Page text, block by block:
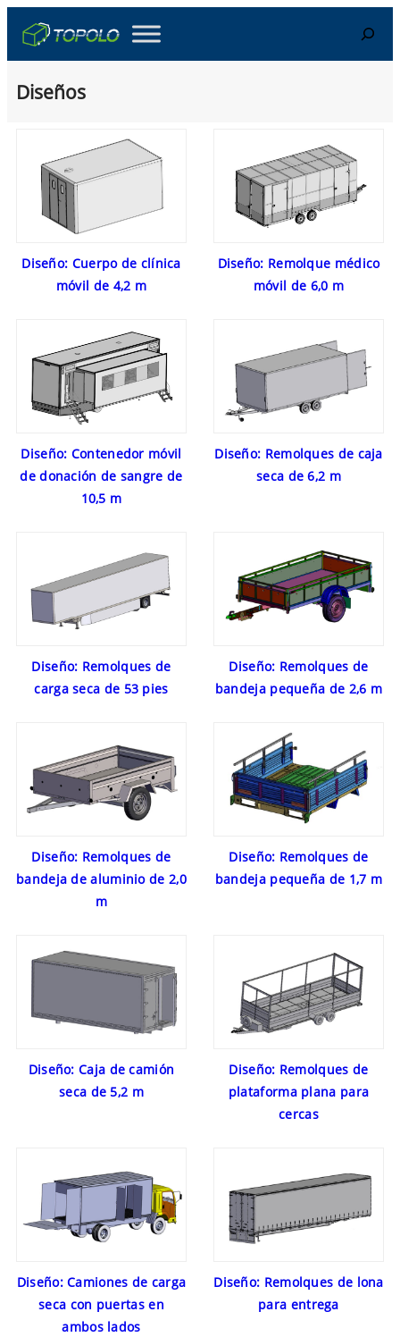
content
Search
Diseños
Diseño: Cuerpo de clínica
móvil de 4,2 m
Diseño: Remolque médico
móvil de 6,0 m
Diseño: Contenedor móvil
de donación de sangre de
10,5 m
Diseño: Remolques de caja
seca de 6,2 m
Diseño: Remolques de
carga seca de 53 pies
Diseño: Remolques de
bandeja pequeña de 2,6 m
Diseño: Remolques de
bandeja de aluminio de 2,0
m
Diseño: Remolques de
bandeja pequeña de 1,7 m
Diseño: Caja de camión
seca de 5,2 m
Diseño: Remolques de
plataforma plana para
cercas
Diseño: Camiones de carga
seca con puertas en
ambos lados
Diseño: Remolques de lona
para entrega